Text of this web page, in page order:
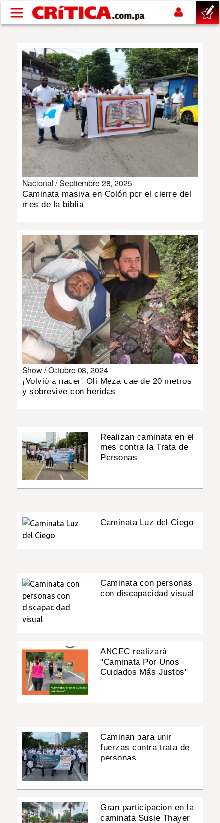
Pasar al contenido principal
SUCESOS
NACIONAL
POLÍTICA
SHOW
DEPORTES
INSÓLITAS
MULTIMEDIA
IMPRESO
Nacional /Septiembre 28, 2025
Caminata masiva en Colón por el cierre del
mes de la biblia
Show /Octubre 08, 2024
¡Volvió a nacer! Oli Meza cae de 20 metros
y sobrevive con heridas
Realizan caminata en el
mes contra la Trata de
Personas
Caminata Luz del Ciego
Caminata con personas
con discapacidad visual
ANCEC realizará
"Caminata Por Unos
Cuidados Más Justos"
Caminan para unir
fuerzas contra trata de
personas
Gran participación en la
caminata Susie Thayer